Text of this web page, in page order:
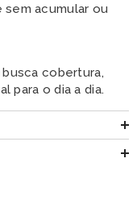
acumular ou
busca cobertura,
para o dia a dia.